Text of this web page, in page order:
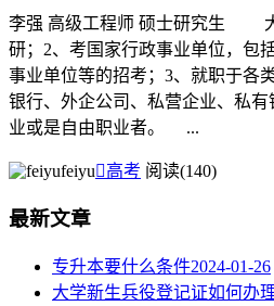
李强 高级工程师 硕士研究生 大
研；2、考国家行政事业单位，包
事业单位等的招考；3、就职于各
银行、外企公司、私营企业、私有
业或是自由职业者。 ...
feiyu高考 阅读(140)
最新文章
专升本要什么条件2024-01-26
大学新生兵役登记证如何办